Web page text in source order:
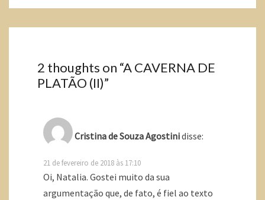
2 thoughts on “A CAVERNA DE
PLATÃO (II)”
Cristina de Souza Agostinidisse:
21 de fevereiro de 2018 às 17:10
Oi, Natalia. Gostei muito da sua
argumentação que, de fato, é fiel ao texto